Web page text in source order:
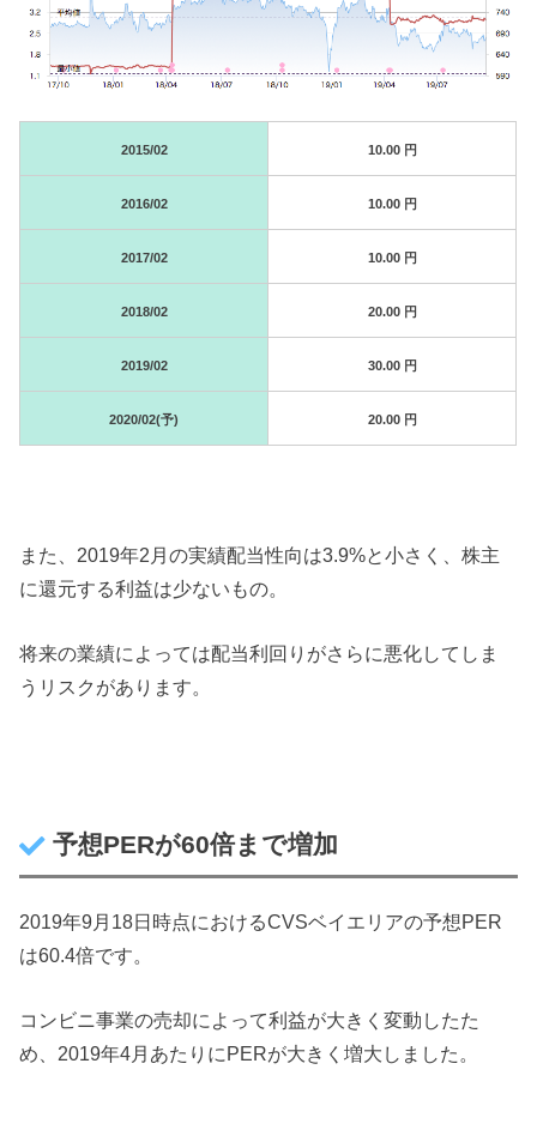
2015/02 10.00 円
2016/02 10.00 円
2017/02 10.00 円
2018/02 20.00 円
2019/02 30.00 円
2020/02(予) 20.00 円
また、2019年2月の実績配当性向は3.9%と小さく、株主
に還元する利益は少ないもの。
将来の業績によっては配当利回りがさらに悪化してしま
うリスクがあります。
予想PERが60倍まで増加
2019年9月18日時点におけるCVSベイエリアの予想PER
は60.4倍です。
コンビニ事業の売却によって利益が大きく変動したた
め、2019年4月あたりにPERが大きく増大しました。